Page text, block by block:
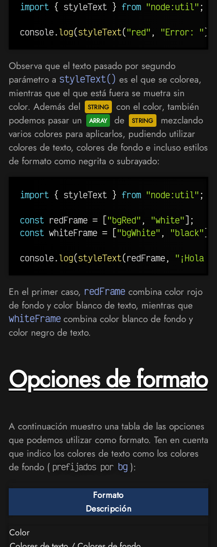
import { styleText } from "node:util" ;
console. log(styleText("red" , "Error: ")
Observa que el texto pasado por segundo
parámetro a styleText() es el que se colorea,
mientras que el que está fuera se muetra sin
color. Además del
con el color, también
podemos pasar un
de
mezclando
varios colores para aplicarlos, pudiendo utilizar
colores de texto, colores de fondo e incluso estilos
de formato como negrita o subrayado:
import { styleText } from "node:util" ;
const redFrame = ["bgRed" "white"] ;
const whiteFrame = ["bgWhite" "black"]
console. log(styleText(redFrame "¡Hola "
En el primer caso, redFrame combina color rojo
de fondo y color blanco de texto, mientras que
whiteFrame combina color blanco de fondo y
color negro de texto.
Opciones de formato
A continuación muestro una tabla de las opciones
que podemos utilizar como formato. Ten en cuenta
que indico los colores de texto como los colores
de fondo ( prefijados por bg ):
Formato
Descripción
Color